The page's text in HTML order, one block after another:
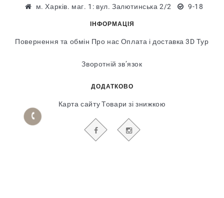
м. Харків. маг. 1: вул. Залютинська 2/2 9-18
ІНФОРМАЦІЯ
Повернення та обмін Про нас Оплата і доставка 3D Тур
Зворотній зв’язок
ДОДАТКОВО
Карта сайту Товари зі знижкою